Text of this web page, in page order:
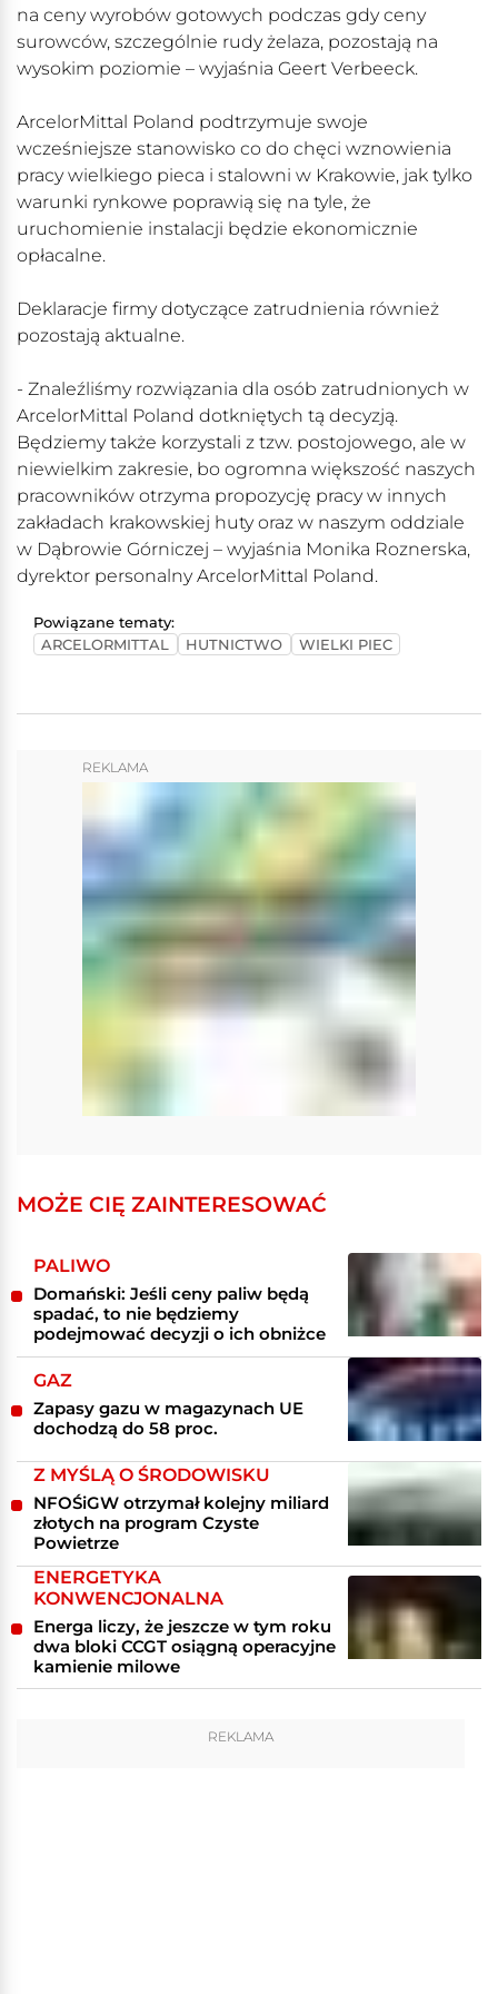
na ceny wyrobów gotowych podczas gdy ceny
surowców, szczególnie rudy żelaza, pozostają na
wysokim poziomie – wyjaśnia Geert Verbeeck.
ArcelorMittal Poland podtrzymuje swoje
wcześniejsze stanowisko co do chęci wznowienia
pracy wielkiego pieca i stalowni w Krakowie, jak tylko
warunki rynkowe poprawią się na tyle, że
uruchomienie instalacji będzie ekonomicznie
opłacalne.
Deklaracje firmy dotyczące zatrudnienia również
pozostają aktualne.
- Znaleźliśmy rozwiązania dla osób zatrudnionych w
ArcelorMittal Poland dotkniętych tą decyzją.
Będziemy także korzystali z tzw. postojowego, ale w
niewielkim zakresie, bo ogromna większość naszych
pracowników otrzyma propozycję pracy w innych
zakładach krakowskiej huty oraz w naszym oddziale
w Dąbrowie Górniczej – wyjaśnia Monika Roznerska,
dyrektor personalny ArcelorMittal Poland.
Powiązane tematy:
ARCELORMITTAL
HUTNICTWO WIELKI PIEC
REKLAMA
MOŻE CIĘ ZAINTERESOWAĆ
PALIWO
Domański: Jeśli ceny paliw będą
spadać, to nie będziemy
podejmować decyzji o ich obniżce
GAZ
Zapasy gazu w magazynach UE
dochodzą do 58 proc.
Z MYŚLĄ O ŚRODOWISKU
NFOŚiGW otrzymał kolejny miliard
złotych na program Czyste
Powietrze
ENERGETYKA
KONWENCJONALNA
Energa liczy, że jeszcze w tym roku
dwa bloki CCGT osiągną operacyjne
kamienie milowe
REKLAMA